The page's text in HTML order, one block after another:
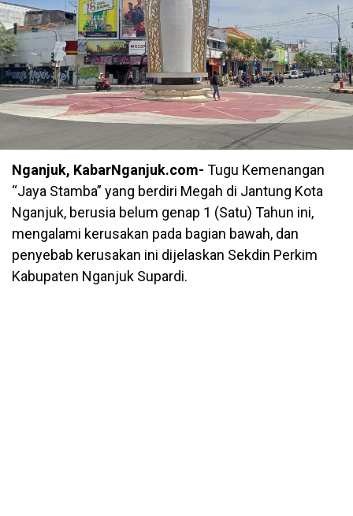
Nganjuk, KabarNganjuk.com- Tugu Kemenangan
“Jaya Stamba” yang berdiri Megah di Jantung Kota
Nganjuk, berusia belum genap 1 (Satu) Tahun ini,
mengalami kerusakan pada bagian bawah, dan
penyebab kerusakan ini dijelaskan Sekdin Perkim
Kabupaten Nganjuk Supardi.